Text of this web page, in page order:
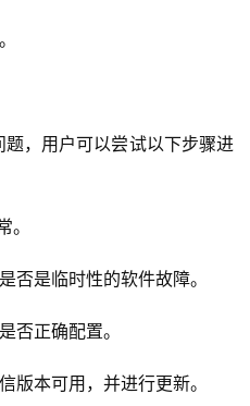
，用户可以尝试以下步骤进
否是临时性的软件故障。
否正确配置。
版本可用，并进行更新。